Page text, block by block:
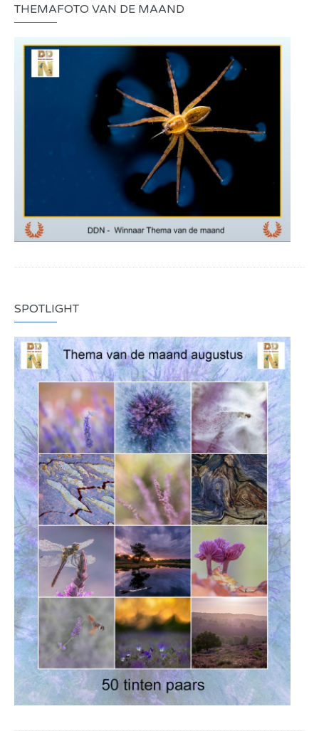
THEMAFOTO VAN DE MAAND
SPOTLIGHT